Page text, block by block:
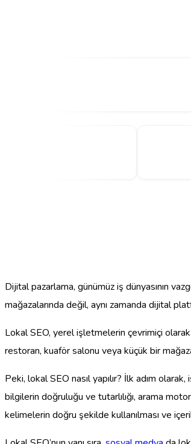
Dijital pazarlama, günümüz iş dünyasının
mağazalarında değil, aynı zamanda dijital
Lokal SEO, yerel işletmelerin çevrimiçi
restoran, kuaför salonu veya küçük bir
Peki, lokal SEO nasıl yapılır? İlk adım
bilgilerin doğruluğu ve tutarlılığı, arama
kelimelerin doğru şekilde kullanılması ve